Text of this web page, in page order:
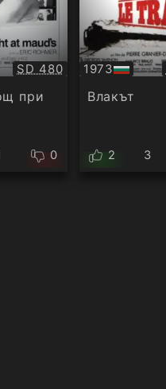
Качество:
SD 480
при
0
1973
БГ
аудио
Влакът
2 3